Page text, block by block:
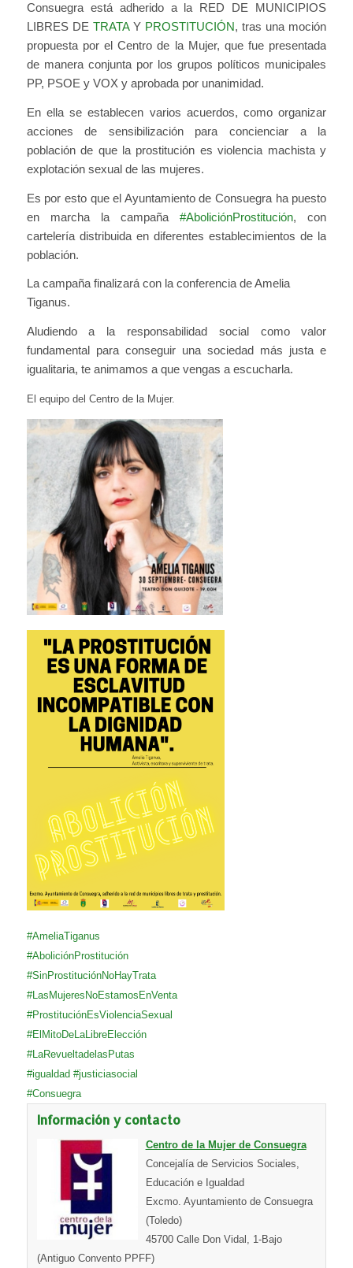
Consuegra está adherido a la RED DE MUNICIPIOS
LIBRES DE TRATAY PROSTITUCIÓN, tras una moción
propuesta por el Centro de la Mujer, que fue presentada
de manera conjunta por los grupos políticos municipales
PP, PSOE y VOX y aprobada por unanimidad.
En ella se establecen varios acuerdos, como organizar
acciones de sensibilización para concienciar a la
población de que la prostitución es violencia machista y
explotación sexual de las mujeres.
Es por esto que el Ayuntamiento de Consuegra ha puesto
en marcha la campaña#AboliciónProstitución, con
cartelería distribuida en diferentes establecimientos de la
población.
La campaña finalizará con la conferencia de Amelia
Tiganus.
Aludiendo a la responsabilidad social como valor
fundamental para conseguir una sociedad más justa e
igualitaria, te animamos a que vengas a escucharla.
El equipo del Centro de la Mujer.
#AmeliaTiganus
#AboliciónProstitución
#SinProstituciónNoHayTrata
#LasMujeresNoEstamosEnVenta
#ProstituciónEsViolenciaSexual
#ElMitoDeLaLibreElección
#LaRevueltadelasPutas
#igualdad #justiciasocial
#Consuegra
Información y contacto
Centro de la Mujer de Consuegra
Concejalía de Servicios Sociales,
Educación e Igualdad
Excmo. Ayuntamiento de Consuegra
(Toledo)
45700 Calle Don Vidal, 1-Bajo
(Antiguo Convento PPFF)